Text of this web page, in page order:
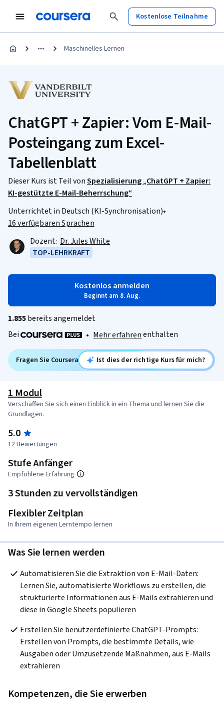
Kostenlose Teilnahme
Maschinelles Lernen
ChatGPT + Zapier: Vom E-Mail-
Posteingang zum Excel-
Tabellenblatt
Dieser Kurs ist Teil vonSpezialisierung „ChatGPT + Zapier:
KI-gestützte E-Mail-Beherrschung“
Unterrichtet in Deutsch (KI-Synchronisation)•
16 verfügbaren Sprachen
Dozent: Dr. Jules White
TOP-LEHRKRAFT
Kostenlos anmelden
Beginnt am 8. Aug.
1.855bereits angemeldet
Bei
• Mehr erfahrenenthalten
Fragen Sie Coursera Ist dies der richtige Kurs für mich?
1 Modul
Verschaffen Sie sich einen Einblick in ein Thema und lernen Sie die
Grundlagen.
5.0
12 Bewertungen
Stufe Anfänger
Empfohlene Erfahrung
3 Stunden zu vervollständigen
Flexibler Zeitplan
In Ihrem eigenen Lerntempo lernen
Was Sie lernen werden
Automatisieren Sie die Extraktion von E-Mail-Daten:
Lernen Sie, automatisierte Workflows zu erstellen, die
strukturierte Informationen aus E-Mails extrahieren und
diese in Google Sheets populieren
Erstellen Sie benutzerdefinierte ChatGPT-Prompts:
Erstellen von Prompts, die bestimmte Details, wie
Ausgaben oder Umzusetzende Maßnahmen, aus E-Mails
extrahieren
Kompetenzen, die Sie erwerben